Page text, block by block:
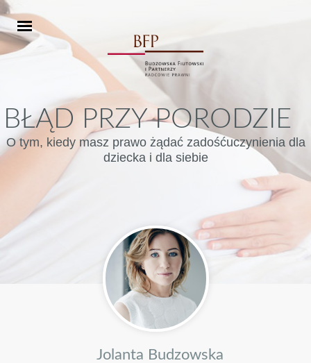
BŁĄD PRZY PORODZIE
O tym, kiedy masz prawo żądać zadośćuczynienia dla
dziecka i dla siebie
Jolanta Budzowska